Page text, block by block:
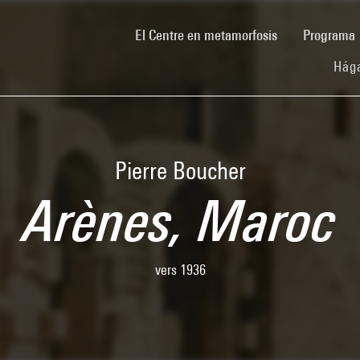
El Centre en metamorfosis(current)Programa
Pierre Boucher
Arènes, Maroc
vers 1936